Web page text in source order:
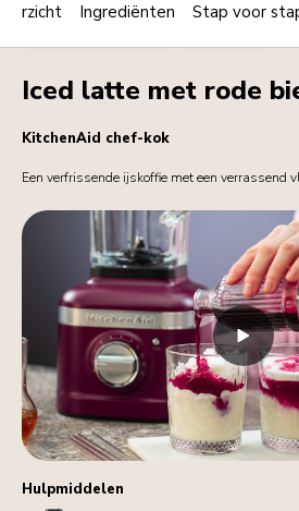
Hulpmiddelen
ONTBIJT / BRUNCH DRANKJES
Iced latte met rode
KitchenAid chef-kok
Een verfrissende ijskoffie met een verrassend
Ingrediënten Stap voor